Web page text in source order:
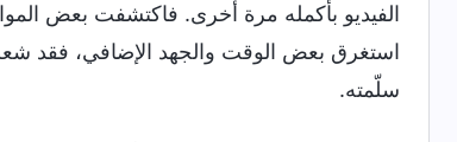
الفيديو بأكمله مرة أخرى. فاكتشفت بعض
استغرق بعض الوقت والجهد الإضافي، فقد
سلّمته.